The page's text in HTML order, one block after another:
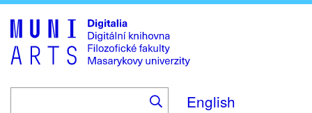
to
main
content
English